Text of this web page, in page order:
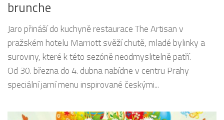
brunche
Jaro přináší do kuchyně restaurace The Artisan v
pražském hotelu Marriott svěží chutě, mladé bylinky a
suroviny, které k této sezóně neodmyslitelně patří.
Od 30. března do 4. dubna nabídne v centru Prahy
speciální jarní menu inspirované českými...